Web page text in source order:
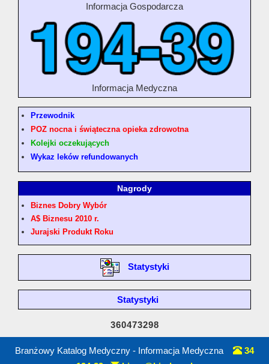
Informacja Gospodarcza
Informacja Medyczna
Przewodnik
POZ nocna i świąteczna opieka zdrowotna
Kolejki oczekujących
Wykaz leków refundowanych
Nagrody
Biznes Dobry Wybór
A$ Biznesu 2010 r.
Jurajski Produkt Roku
Statystyki
Statystyki
360473298
Branżowy Katalog Medyczny - Informacja Medyczna
34